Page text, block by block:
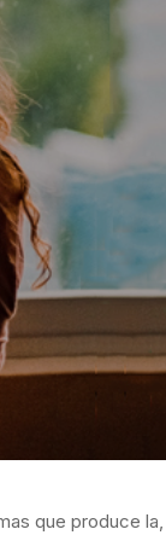
que produce la,